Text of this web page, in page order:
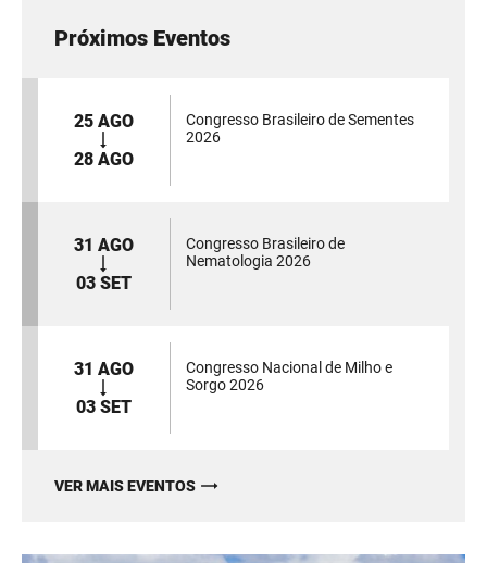
Próximos Eventos
25 AGO
28 AGO
Congresso Brasileiro de Sementes
2026
31 AGO
03 SET
Congresso Brasileiro de
Nematologia 2026
31 AGO
03 SET
Congresso Nacional de Milho e
Sorgo 2026
VER MAIS EVENTOS